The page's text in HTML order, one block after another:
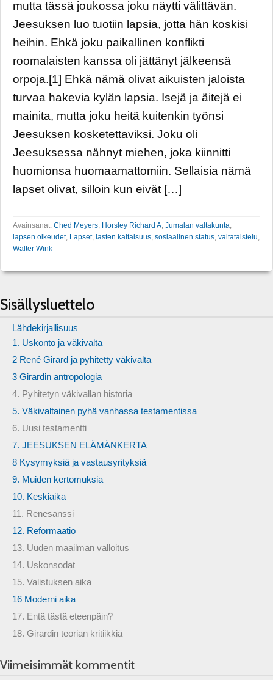
mutta tässä joukossa joku näytti välittävän.
Jeesuksen luo tuotiin lapsia, jotta hän koskisi
heihin. Ehkä joku paikallinen konflikti
roomalaisten kanssa oli jättänyt jälkeensä
orpoja.[1] Ehkä nämä olivat aikuisten jaloista
turvaa hakevia kylän lapsia. Isejä ja äitejä ei
mainita, mutta joku heitä kuitenkin työnsi
Jeesuksen kosketettaviksi. Joku oli
Jeesuksessa nähnyt miehen, joka kiinnitti
huomionsa huomaamattomiin. Sellaisia nämä
lapset olivat, silloin kun eivät […]
Avainsanat: Ched Meyers Horsley Richard A Jumalan valtakunta
lapsen oikeudet, Lapset, lasten kaltaisuus sosiaalinen status valtataistelu
Walter Wink
Sisällysluettelo
Lähdekirjallisuus
1. Uskonto ja väkivalta
2 René Girard ja pyhitetty väkivalta
3 Girardin antropologia
4. Pyhitetyn väkivallan historia
5. Väkivaltainen pyhä vanhassa testamentissa
6. Uusi testamentti
7. JEESUKSEN ELÄMÄNKERTA
8 Kysymyksiä ja vastausyrityksiä
9. Muiden kertomuksia
10. Keskiaika
11. Renesanssi
12. Reformaatio
13. Uuden maailman valloitus
14. Uskonsodat
15. Valistuksen aika
16 Moderni aika
17. Entä tästä eteenpäin?
18. Girardin teorian kritiikkiä
Viimeisimmät kommentit